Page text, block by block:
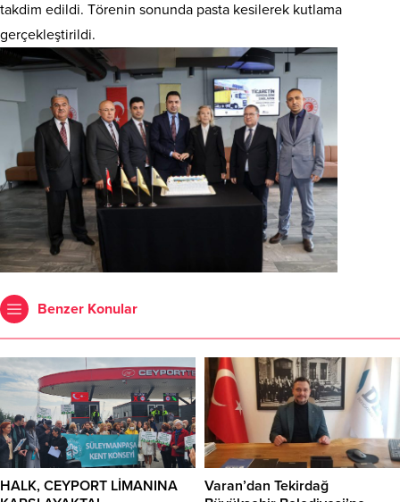
takdim edildi. Törenin sonunda pasta kesilerek kutlama
gerçekleştirildi.
Benzer Konular
HALK, CEYPORT LİMANINA
Varan’dan Tekirdağ